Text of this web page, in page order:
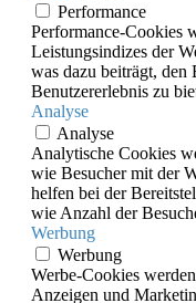
Performance
Performance-Cookies
Leistungsindizes der
was dazu beiträgt, den
Benutzererlebnis zu
Analyse
Analyse
Analytische Cookies
wie Besucher mit der
helfen bei der
wie Anzahl der
Werbung
Werbung
Werbe-Cookies
Anzeigen und